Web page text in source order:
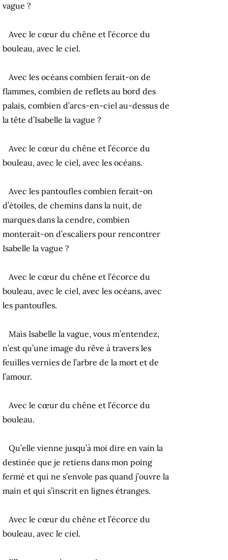
vague ?
Avec le cœur du chêne et l’écorce du
bouleau, avec le ciel.
Avec les océans combien ferait-on de
flammes, combien de reflets au bord des
palais, combien d’arcs-en-ciel au-dessus de
la tête d’Isabelle la vague ?
Avec le cœur du chêne et l’écorce du
bouleau, avec le ciel, avec les océans.
Avec les pantoufles combien ferait-on
d’étoiles, de chemins dans la nuit, de
marques dans la cendre, combien
monterait-on d’escaliers pour rencontrer
Isabelle la vague ?
Avec le cœur du chêne et l’écorce du
bouleau, avec le ciel, avec les océans, avec
les pantoufles.
Mais Isabelle la vague, vous m’entendez,
n’est qu’une image du rêve à travers les
feuilles vernies de l’arbre de la mort et de
l’amour.
Avec le cœur du chêne et l’écorce du
bouleau.
Qu’elle vienne jusqu’à moi dire en vain la
destinée que je retiens dans mon poing
fermé et qui ne s’envole pas quand j’ouvre la
main et qui s’inscrit en lignes étranges.
Avec le cœur du chêne et l’écorce du
bouleau, avec le ciel.